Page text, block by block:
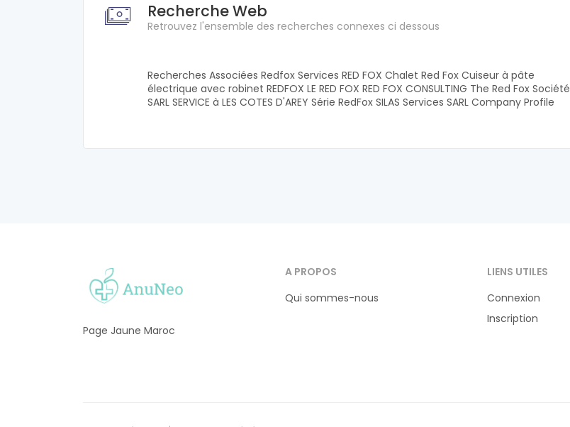
Recherche Web
Retrouvez l'ensemble des recherches connexes ci dessous
Recherches Associées Redfox Services RED FOX Chalet Red Fox Cuiseur à pâte
électrique avec robinet REDFOX LE RED FOX RED FOX CONSULTING The Red Fox Société
SARL SERVICE à LES COTES D'AREY Série RedFox SILAS Services SARL Company Profile
Page Jaune Maroc
A PROPOS
Qui sommes-nous
LIENS UTILES
Connexion
Inscription